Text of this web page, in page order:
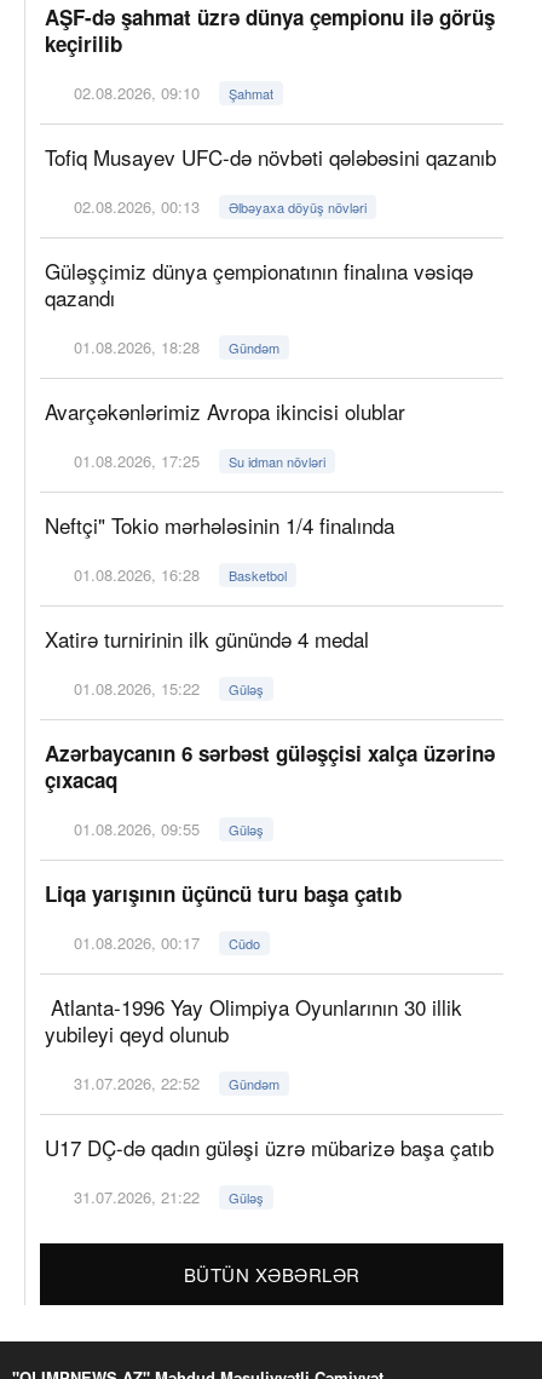
AŞF-də şahmat üzrə dünya çempionu ilə görüş
keçirilib
02.08.2026, 09:10 Şahmat
Tofiq Musayev UFC-də növbəti qələbəsini qazanıb
02.08.2026, 00:13 Əlbəyaxa döyüş növləri
Güləşçimiz dünya çempionatının finalına vəsiqə
qazandı
01.08.2026, 18:28 Gündəm
Avarçəkənlərimiz Avropa ikincisi olublar
01.08.2026, 17:25 Su idman növləri
Neftçi" Tokio mərhələsinin 1/4 finalında
01.08.2026, 16:28 Basketbol
Xatirə turnirinin ilk günündə 4 medal
01.08.2026, 15:22 Güləş
Azərbaycanın 6 sərbəst güləşçisi xalça üzərinə
çıxacaq
01.08.2026, 09:55 Güləş
Liqa yarışının üçüncü turu başa çatıb
01.08.2026, 00:17 Cüdo
Atlanta-1996 Yay Olimpiya Oyunlarının 30 illik
yubileyi qeyd olunub
31.07.2026, 22:52 Gündəm
U17 DÇ-də qadın güləşi üzrə mübarizə başa çatıb
31.07.2026, 21:22 Güləş
BÜTÜN XƏBƏRLƏR